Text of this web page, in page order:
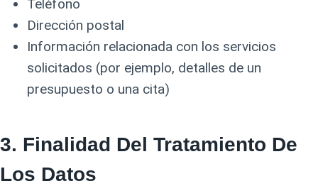
Teléfono
Dirección postal
Información relacionada con los servicios
solicitados (por ejemplo, detalles de un
presupuesto o una cita)
3. Finalidad Del Tratamiento De
Los Datos